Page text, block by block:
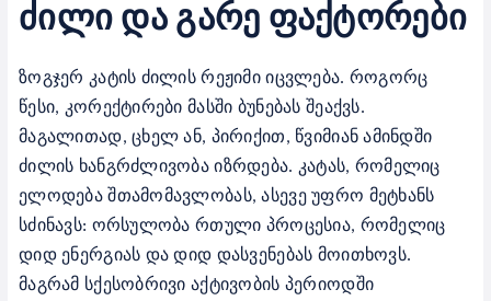
ძილი და გარე ფაქტორები
ზოგჯერ კატის ძილის რეჟიმი იცვლება. როგორც
წესი, კორექტირები მასში ბუნებას შეაქვს.
მაგალითად, ცხელ ან, პირიქით, წვიმიან ამინდში
ძილის ხანგრძლივობა იზრდება. კატას, რომელიც
ელოდება შთამომავლობას, ასევე უფრო მეტხანს
სძინავს: ორსულობა რთული პროცესია, რომელიც
დიდ ენერგიას და დიდ დასვენებას მოითხოვს.
მაგრამ სქესობრივი აქტივობის პერიოდში